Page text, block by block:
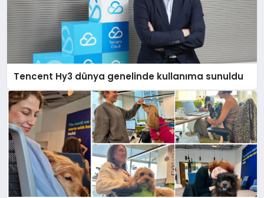
Tencent Hy3 dünya genelinde kullanıma sunuldu